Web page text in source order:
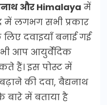
और Himalaya में
में लगभग सभी प्रकार
दवाइयाँ बनाई गई
आप आयुर्वेदिक
हैं। इस पोस्ट में
की दवा, बैद्यनाथ
बारे में बताया है